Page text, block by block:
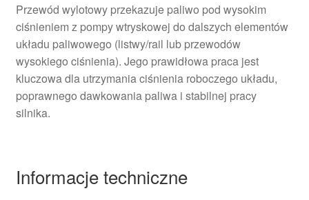
Przewód wylotowy przekazuje paliwo pod wysokim
ciśnieniem z pompy wtryskowej do dalszych elementów
układu paliwowego (listwy/rail lub przewodów
wysokiego ciśnienia). Jego prawidłowa praca jest
kluczowa dla utrzymania ciśnienia roboczego układu,
poprawnego dawkowania paliwa i stabilnej pracy
silnika.
Informacje techniczne